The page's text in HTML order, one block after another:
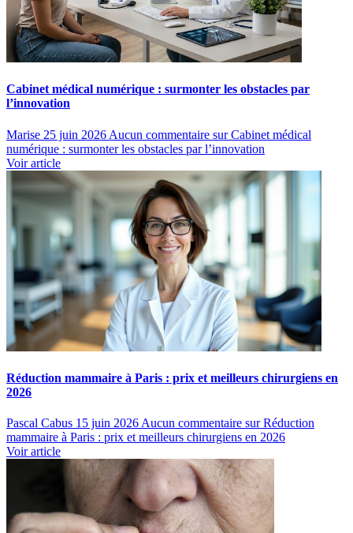
Cabinet médical numérique : surmonter les obstacles par
l’innovation
Marise 25 juin 2026 Aucun commentaire sur Cabinet médical
numérique : surmonter les obstacles par l’innovation
Voir article
Réduction mammaire à Paris : prix et meilleurs chirurgiens en
2026
Pascal Cabus 15 juin 2026 Aucun commentaire sur Réduction
mammaire à Paris : prix et meilleurs chirurgiens en 2026
Voir article